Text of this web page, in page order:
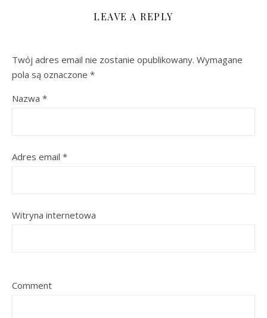
LEAVE A REPLY
Twój adres email nie zostanie opublikowany. Wymagane
pola są oznaczone *
Nazwa *
Adres email *
Witryna internetowa
Comment